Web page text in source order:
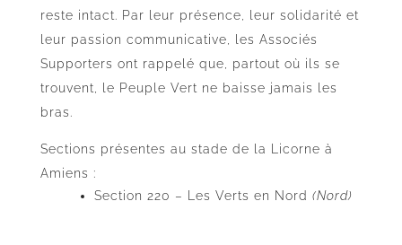
reste intact. Par leur présence, leur solidarité et
leur passion communicative, les Associés
Supporters ont rappelé que, partout où ils se
trouvent, le Peuple Vert ne baisse jamais les
bras.
Sections présentes au stade de la Licorne à
Amiens :
Section 220 – Les Verts en Nord (Nord)